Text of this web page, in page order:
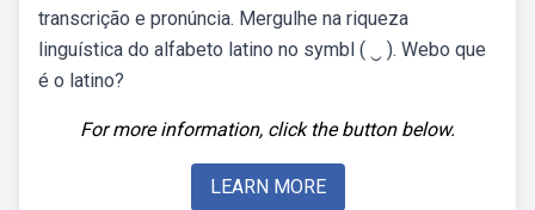
transcrição e pronúncia. Mergulhe na riqueza
linguística do alfabeto latino no symbl ( ‿ ). Webo que
é o latino?
For more information, click the button below.
LEARN MORE